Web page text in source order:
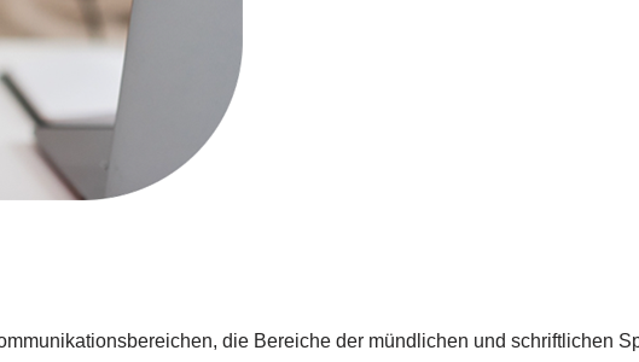
die Bereiche der mündlichen und schriftlichen